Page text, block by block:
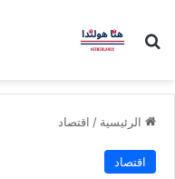
بحث عن
الرئيسية / اقتصاد
اقتصاد